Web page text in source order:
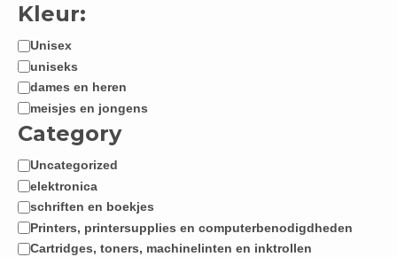
Kleur:
Jongen
/
Meisje:
Unisex
uniseks
dames en heren
meisjes en jongens
Category
Categorie
Uncategorized
elektronica
schriften en boekjes
Printers, printersupplies en computerbenodigdheden
Cartridges, toners, machinelinten en inktrollen